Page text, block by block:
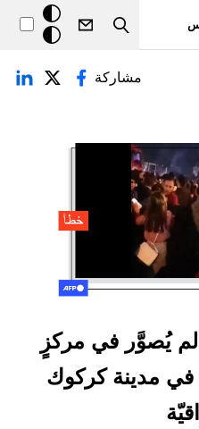
Search
خلفيّة
داكنة
مشاركة
لم يُصوَّر في مركزٍ
في مدينة كركوك